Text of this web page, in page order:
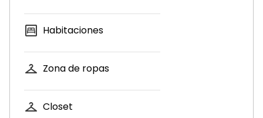
Habitaciones
Zona de ropas
Closet